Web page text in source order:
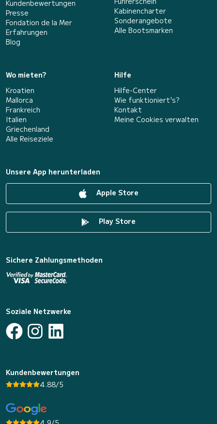
Kundenbewertungen
Presse
Fondation de la Mer
Erfahrungen
Blog
Kabinencharter
Sonderangebote
Alle Bootsmarken
Wo mieten?
Kroatien
Mallorca
Frankreich
Italien
Griechenland
Alle Reiseziele
Hilfe
Hilfe-Center
Wie funktioniert's?
Kontakt
Meine Cookies verwalten
Unsere App herunterladen
Apple Store
Play Store
Sichere Zahlungsmethoden
Soziale Netzwerke
Kundenbewertungen
4.88/5